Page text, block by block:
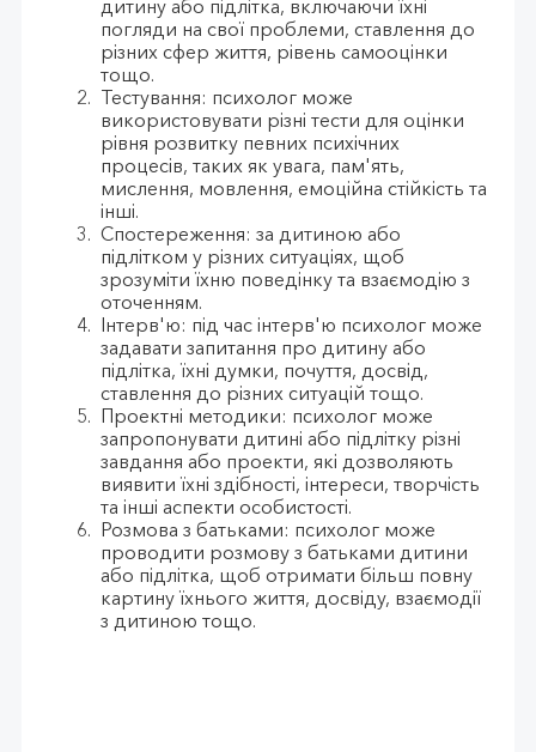
дитину або підлітка, включаючи їхні
погляди на свої проблеми, ставлення до
різних сфер життя, рівень самооцінки
тощо.
Тестування: психолог може
використовувати різні тести для оцінки
рівня розвитку певних психічних
процесів, таких як увага, пам'ять,
мислення, мовлення, емоційна стійкість та
інші.
Спостереження: за дитиною або
підлітком у різних ситуаціях, щоб
зрозуміти їхню поведінку та взаємодію з
оточенням.
Інтерв'ю: під час інтерв'ю психолог може
задавати запитання про дитину або
підлітка, їхні думки, почуття, досвід,
ставлення до різних ситуацій тощо.
Проектні методики: психолог може
запропонувати дитині або підлітку різні
завдання або проекти, які дозволяють
виявити їхні здібності, інтереси, творчість
та інші аспекти особистості.
Розмова з батьками: психолог може
проводити розмову з батьками дитини
або підлітка, щоб отримати більш повну
картину їхнього життя, досвіду, взаємодії
з дитиною тощо.